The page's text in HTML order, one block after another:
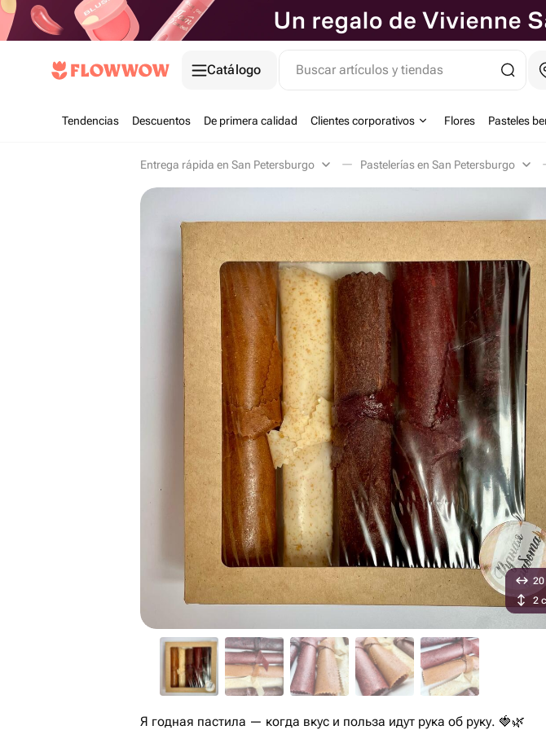
Catálogo Buscar artículos y tiendas
Tendencias Descuentos De primera calidad Clientes corporativos Flores Pasteles
Entrega rápida en San Petersburgo Pastelerías en San Petersburgo
2
Я годная пастила — когда вкус и польза идут рука об руку. 🍓🌿